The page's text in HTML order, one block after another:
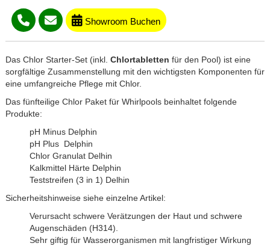
Showroom Buchen
Das Chlor Starter-Set (inkl. Chlortabletten für den Pool) ist eine
sorgfältige Zusammenstellung mit den wichtigsten Komponenten für
eine umfangreiche Pflege mit Chlor.
Das fünfteilige Chlor Paket für Whirlpools beinhaltet folgende
Produkte:
pH Minus Delphin
pH Plus Delphin
Chlor Granulat Delhin
Kalkmittel Härte Delphin
Teststreifen (3 in 1) Delhin
Sicherheitshinweise siehe einzelne Artikel:
Verursacht schwere Verätzungen der Haut und schwere
Augenschäden (H314).
Sehr giftig für Wasserorganismen mit langfristiger Wirkung